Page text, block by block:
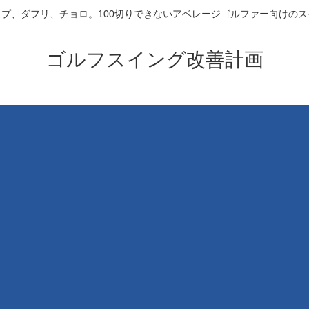
、ダフリ、チョロ。100切りできないアベレージゴルファー向けのス
ゴルフスイング改善計画